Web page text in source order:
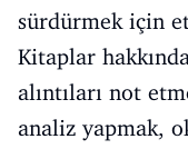
sürdürmek için
Kitaplar
alıntıları not
analiz yapmak,